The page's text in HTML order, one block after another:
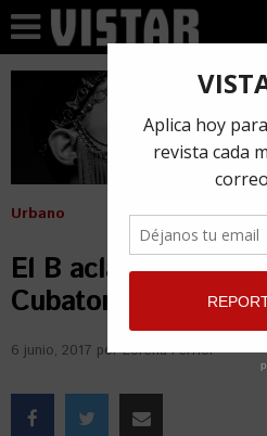
Urbano
El B aclara que no
Cubatonazo por
6 junio, 2017 porLorena Ferriol